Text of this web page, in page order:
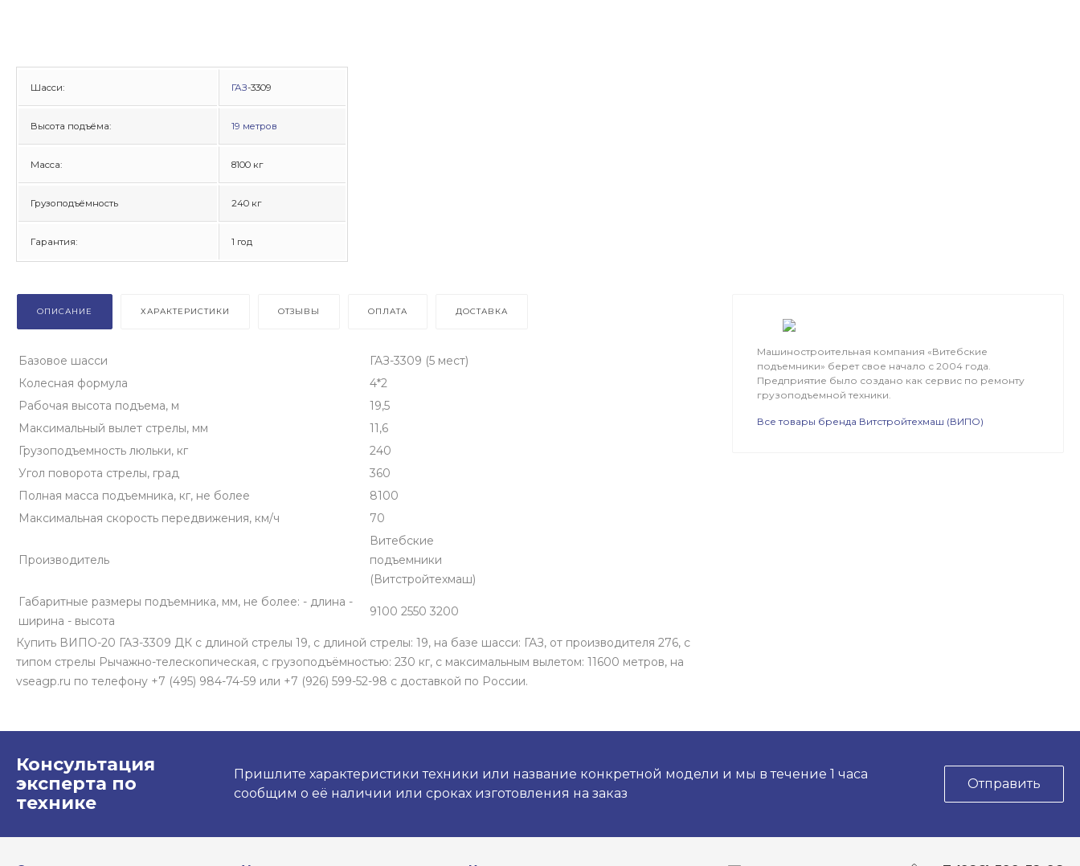
Шасси: ГАЗ-3309
Высота подъёма: 19 метров
Масса: 8100 кг
Грузоподъёмность 240 кг
Гарантия: 1 год
ОПИСАНИЕ ХАРАКТЕРИСТИКИ ОТЗЫВЫ ОПЛАТА ДОСТАВКА
Базовое шасси
ГАЗ-3309 (5 мест)
Колесная формула
4*2
Рабочая высота подъема, м
19,5
Максимальный вылет стрелы, мм
11,6
Грузоподъемность люльки, кг
240
Угол поворота стрелы, град
360
Полная масса подъемника, кг, не более
8100
Максимальная скорость передвижения, км/ч
70
Производитель
Витебские
подъемники
(Витстройтехмаш)
Габаритные размеры подъемника, мм, не более: - длина -
ширина - высота
9100 2550 3200
Купить ВИПО-20 ГАЗ-3309 ДК с длиной стрелы 19, с длиной стрелы: 19, на базе шасси: ГАЗ, от производителя 276, с
типом стрелы Рычажно-телескопическая, с грузоподъёмностью: 230 кг, с максимальным вылетом: 11600 метров, на
vseagp.ru по телефону +7 (495) 984-74-59 или +7 (926) 599-52-98 с доставкой по России.
Машиностроительная компания «Витебские
подъемники» берет свое начало с 2004 года.
Предприятие было создано как сервис по ремонту
грузоподъемной техники.
Все товары бренда Витстройтехмаш (ВИПО)
Консультация
эксперта по
технике
Пришлите характеристики техники или название конкретной модели и мы в течение 1 часа
сообщим о её наличии или сроках изготовления на заказ
Отправить